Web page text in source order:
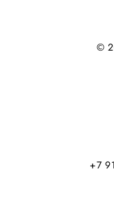
©
+7